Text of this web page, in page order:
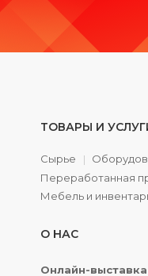
ТОВАРЫ И
Сырье
Переработанная
Мебель и
О НАС
Онлайн-выставка